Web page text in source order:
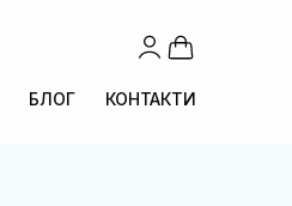
БЛОГ КОНТАКТИ